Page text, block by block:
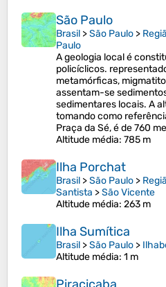
São Paulo
Brasil >São Paulo >
Paulo
A geologia local é
policíclicos.
metamórficas,
assentam-se
sedimentares locais. A
tomando como
Praça da Sé, é de 760
Altitude média: 785 m
Ilha Porchat
Brasil >São Paulo >
Santista >São Vicente
Altitude média: 263 m
Ilha Sumítica
Brasil >São Paulo >
Altitude média: 1 m